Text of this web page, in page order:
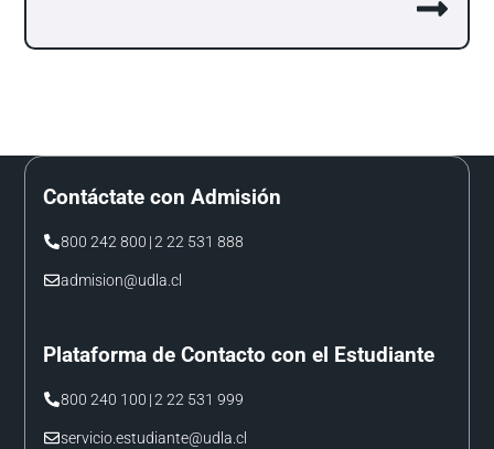
Contáctate con Admisión
800 242 800 | 2 22 531 888
admision@udla.cl
Plataforma de Contacto con el Estudiante
800 240 100 | 2 22 531 999
servicio.estudiante@udla.cl